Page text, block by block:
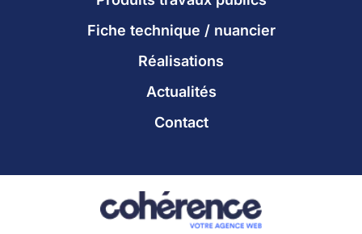
Fiche technique / nuancier
Réalisations
Actualités
Contact